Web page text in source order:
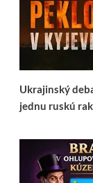
Ukrajinský
jednu ruskú